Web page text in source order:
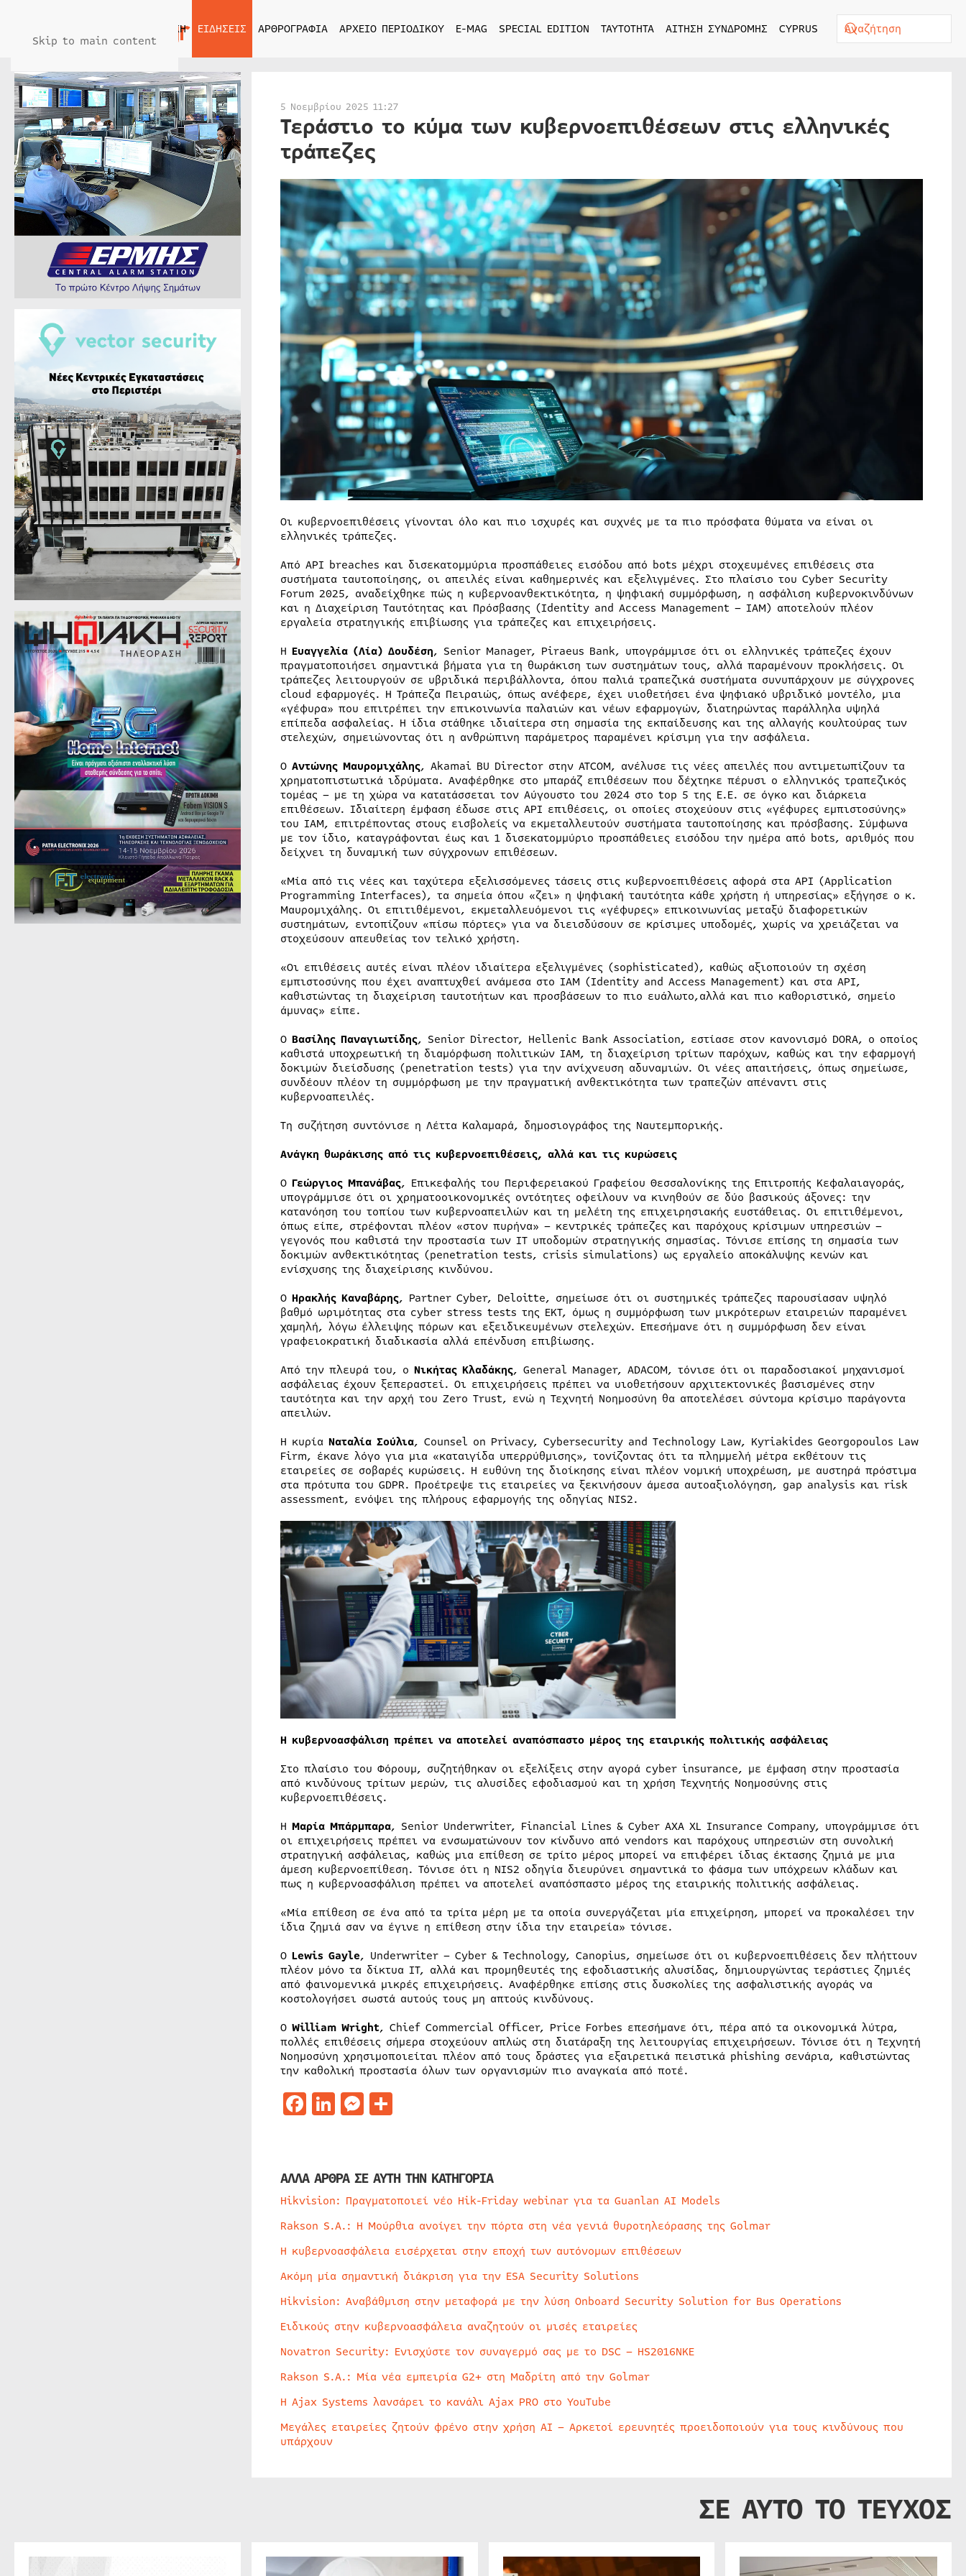
Skip to main content
ΑΡΧΙΚΗ ΕΙΔΗΣΕΙΣ ΑΡΘΡΟΓΡΑΦΙΑ ΑΡΧΕΙΟ ΠΕΡΙΟΔΙΚΟΥ E-MAG SPECIAL EDITION ΤΑΥΤΟΤΗΤΑ ΑΙΤΗΣΗ ΣΥΝΔΡΟΜΗΣ CYPRUS
5 Νοεμβρίου 2025 11:27
Τεράστιο το κύμα των κυβερνοεπιθέσεων στις ελληνικές
τράπεζες
Οι κυβερνοεπιθέσεις γίνονται όλο και πιο ισχυρές και συχνές με τα πιο πρόσφατα θύματα να είναι οι
ελληνικές τράπεζες.
Από API breaches και δισεκατομμύρια προσπάθειες εισόδου από bots μέχρι στοχευμένες επιθέσεις στα
συστήματα ταυτοποίησης, οι απειλές είναι καθημερινές και εξελιγμένες. Στο πλαίσιο του Cyber Security
Forum 2025, αναδείχθηκε πώς η κυβερνοανθεκτικότητα, η ψηφιακή συμμόρφωση, η ασφάλιση κυβερνοκινδύνων
και η Διαχείριση Ταυτότητας και Πρόσβασης (Identity and Access Management – IAM) αποτελούν πλέον
εργαλεία στρατηγικής επιβίωσης για τράπεζες και επιχειρήσεις.
Η Ευαγγελία (Λία) Δουδέση, Senior Manager, Piraeus Bank, υπογράμμισε ότι οι ελληνικές τράπεζες έχουν
πραγματοποιήσει σημαντικά βήματα για τη θωράκιση των συστημάτων τους, αλλά παραμένουν προκλήσεις. Οι
τράπεζες λειτουργούν σε υβριδικά περιβάλλοντα, όπου παλιά τραπεζικά συστήματα συνυπάρχουν με σύγχρονες
cloud εφαρμογές. Η Τράπεζα Πειραιώς, όπως ανέφερε, έχει υιοθετήσει ένα ψηφιακό υβριδικό μοντέλο, μια
«γέφυρα» που επιτρέπει την επικοινωνία παλαιών και νέων εφαρμογών, διατηρώντας παράλληλα υψηλά
επίπεδα ασφαλείας. Η ίδια στάθηκε ιδιαίτερα στη σημασία της εκπαίδευσης και της αλλαγής κουλτούρας των
στελεχών, σημειώνοντας ότι η ανθρώπινη παράμετρος παραμένει κρίσιμη για την ασφάλεια.
Ο Αντώνης Μαυρομιχάλης, Akamai BU Director στην ATCOM, ανέλυσε τις νέες απειλές που αντιμετωπίζουν τα
χρηματοπιστωτικά ιδρύματα. Αναφέρθηκε στο μπαράζ επιθέσεων που δέχτηκε πέρυσι ο ελληνικός τραπεζικός
τομέας – με τη χώρα να κατατάσσεται τον Αύγουστο του 2024 στο top 5 της Ε.Ε. σε όγκο και διάρκεια
επιθέσεων. Ιδιαίτερη έμφαση έδωσε στις API επιθέσεις, οι οποίες στοχεύουν στις «γέφυρες εμπιστοσύνης»
του IAM, επιτρέποντας στους εισβολείς να εκμεταλλευτούν συστήματα ταυτοποίησης και πρόσβασης. Σύμφωνα
με τον ίδιο, καταγράφονται έως και 1 δισεκατομμύριο προσπάθειες εισόδου την ημέρα από bots, αριθμός που
δείχνει τη δυναμική των σύγχρονων επιθέσεων.
«Μία από τις νέες και ταχύτερα εξελισσόμενες τάσεις στις κυβερνοεπιθέσεις αφορά στα API (Application
Programming Interfaces), τα σημεία όπου «ζει» η ψηφιακή ταυτότητα κάθε χρήστη ή υπηρεσίας» εξήγησε ο κ.
Μαυρομιχάλης. Οι επιτιθέμενοι, εκμεταλλευόμενοι τις «γέφυρες» επικοινωνίας μεταξύ διαφορετικών
συστημάτων, εντοπίζουν «πίσω πόρτες» για να διεισδύσουν σε κρίσιμες υποδομές, χωρίς να χρειάζεται να
στοχεύσουν απευθείας τον τελικό χρήστη.
«Οι επιθέσεις αυτές είναι πλέον ιδιαίτερα εξελιγμένες (sophisticated), καθώς αξιοποιούν τη σχέση
εμπιστοσύνης που έχει αναπτυχθεί ανάμεσα στο IAM (Identity and Access Management) και στα API,
καθιστώντας τη διαχείριση ταυτοτήτων και προσβάσεων το πιο ευάλωτο,αλλά και πιο καθοριστικό, σημείο
άμυνας» είπε.
Ο Βασίλης Παναγιωτίδης, Senior Director, Hellenic Bank Association, εστίασε στον κανονισμό DORA, ο οποίος
καθιστά υποχρεωτική τη διαμόρφωση πολιτικών IAM, τη διαχείριση τρίτων παρόχων, καθώς και την εφαρμογή
δοκιμών διείσδυσης (penetration tests) για την ανίχνευση αδυναμιών. Οι νέες απαιτήσεις, όπως σημείωσε,
συνδέουν πλέον τη συμμόρφωση με την πραγματική ανθεκτικότητα των τραπεζών απέναντι στις
κυβερνοαπειλές.
Τη συζήτηση συντόνισε η Λέττα Καλαμαρά, δημοσιογράφος της Ναυτεμπορικής.
Ανάγκη θωράκισης από τις κυβερνοεπιθέσεις, αλλά και τις κυρώσεις
Ο Γεώργιος Μπανάβας, Επικεφαλής του Περιφερειακού Γραφείου Θεσσαλονίκης της Επιτροπής Κεφαλαιαγοράς,
υπογράμμισε ότι οι χρηματοοικονομικές οντότητες οφείλουν να κινηθούν σε δύο βασικούς άξονες: την
κατανόηση του τοπίου των κυβερνοαπειλών και τη μελέτη της επιχειρησιακής ευστάθειας. Οι επιτιθέμενοι,
όπως είπε, στρέφονται πλέον «στον πυρήνα» – κεντρικές τράπεζες και παρόχους κρίσιμων υπηρεσιών –
γεγονός που καθιστά την προστασία των IT υποδομών στρατηγικής σημασίας. Τόνισε επίσης τη σημασία των
δοκιμών ανθεκτικότητας (penetration tests, crisis simulations) ως εργαλείο αποκάλυψης κενών και
ενίσχυσης της διαχείρισης κινδύνου.
Ο Ηρακλής Καναβάρης, Partner Cyber, Deloitte, σημείωσε ότι οι συστημικές τράπεζες παρουσίασαν υψηλό
βαθμό ωριμότητας στα cyber stress tests της ΕΚΤ, όμως η συμμόρφωση των μικρότερων εταιρειών παραμένει
χαμηλή, λόγω έλλειψης πόρων και εξειδικευμένων στελεχών. Επεσήμανε ότι η συμμόρφωση δεν είναι
γραφειοκρατική διαδικασία αλλά επένδυση επιβίωσης.
Από την πλευρά του, ο Νικήτας Κλαδάκης, General Manager, ADACOM, τόνισε ότι οι παραδοσιακοί μηχανισμοί
ασφάλειας έχουν ξεπεραστεί. Οι επιχειρήσεις πρέπει να υιοθετήσουν αρχιτεκτονικές βασισμένες στην
ταυτότητα και την αρχή του Zero Trust, ενώ η Τεχνητή Νοημοσύνη θα αποτελέσει σύντομα κρίσιμο παράγοντα
απειλών.
Η κυρία Ναταλία Σούλια, Counsel on Privacy, Cybersecurity and Technology Law, Kyriakides Georgopoulos Law
Firm, έκανε λόγο για μια «καταιγίδα υπερρύθμισης», τονίζοντας ότι τα πλημμελή μέτρα εκθέτουν τις
εταιρείες σε σοβαρές κυρώσεις. Η ευθύνη της διοίκησης είναι πλέον νομική υποχρέωση, με αυστηρά πρόστιμα
στα πρότυπα του GDPR. Προέτρεψε τις εταιρείες να ξεκινήσουν άμεσα αυτοαξιολόγηση, gap analysis και risk
assessment, ενόψει της πλήρους εφαρμογής της οδηγίας NIS2.
Η κυβερνοασφάλιση πρέπει να αποτελεί αναπόσπαστο μέρος της εταιρικής πολιτικής ασφάλειας
Στο πλαίσιο του Φόρουμ, συζητήθηκαν οι εξελίξεις στην αγορά cyber insurance, με έμφαση στην προστασία
από κινδύνους τρίτων μερών, τις αλυσίδες εφοδιασμού και τη χρήση Τεχνητής Νοημοσύνης στις
κυβερνοεπιθέσεις.
Η Μαρία Μπάρμπαρα, Senior Underwriter, Financial Lines & Cyber AXA XL Insurance Company, υπογράμμισε ότι
οι επιχειρήσεις πρέπει να ενσωματώνουν τον κίνδυνο από vendors και παρόχους υπηρεσιών στη συνολική
στρατηγική ασφάλειας, καθώς μια επίθεση σε τρίτο μέρος μπορεί να επιφέρει ίδιας έκτασης ζημιά με μια
άμεση κυβερνοεπίθεση. Τόνισε ότι η NIS2 οδηγία διευρύνει σημαντικά το φάσμα των υπόχρεων κλάδων και
πως η κυβερνοασφάλιση πρέπει να αποτελεί αναπόσπαστο μέρος της εταιρικής πολιτικής ασφάλειας.
«Μία επίθεση σε ένα από τα τρίτα μέρη με τα οποία συνεργάζεται μία επιχείρηση, μπορεί να προκαλέσει την
ίδια ζημιά σαν να έγινε η επίθεση στην ίδια την εταιρεία» τόνισε.
Ο Lewis Gayle, Underwriter – Cyber & Technology, Canopius, σημείωσε ότι οι κυβερνοεπιθέσεις δεν πλήττουν
πλέον μόνο τα δίκτυα IT, αλλά και προμηθευτές της εφοδιαστικής αλυσίδας, δημιουργώντας τεράστιες ζημιές
από φαινομενικά μικρές επιχειρήσεις. Αναφέρθηκε επίσης στις δυσκολίες της ασφαλιστικής αγοράς να
κοστολογήσει σωστά αυτούς τους μη απτούς κινδύνους.
Ο William Wright, Chief Commercial Officer, Price Forbes επεσήμανε ότι, πέρα από τα οικονομικά λύτρα,
πολλές επιθέσεις σήμερα στοχεύουν απλώς στη διατάραξη της λειτουργίας επιχειρήσεων. Τόνισε ότι η Τεχνητή
Νοημοσύνη χρησιμοποιείται πλέον από τους δράστες για εξαιρετικά πειστικά phishing σενάρια, καθιστώντας
την καθολική προστασία όλων των οργανισμών πιο αναγκαία από ποτέ.
Facebook
LinkedIn
Messenger
Μοιραστείτε
ΑΛΛΑ ΑΡΘΡΑ ΣΕ ΑΥΤΗ ΤΗΝ ΚΑΤΗΓΟΡΙΑ
Hikvision: Πραγματοποιεί νέο Hik-Friday webinar για τα Guanlan AI Models
Rakson S.A.: Η Μούρθια ανοίγει την πόρτα στη νέα γενιά θυροτηλεόρασης της Golmar
Η κυβερνοασφάλεια εισέρχεται στην εποχή των αυτόνομων επιθέσεων
Ακόμη μία σημαντική διάκριση για την ESA Security Solutions
Hikvision: Αναβάθμιση στην μεταφορά με την λύση Onboard Security Solution for Bus Operations
Ειδικούς στην κυβερνοασφάλεια αναζητούν οι μισές εταιρείες
Novatron Security: Ενισχύστε τον συναγερμό σας με το DSC – HS2016NKE
Rakson S.A.: Μία νέα εμπειρία G2+ στη Μαδρίτη από την Golmar
Η Ajax Systems λανσάρει το κανάλι Ajax PRO στο YouTube
Μεγάλες εταιρείες ζητούν φρένο στην χρήση AI – Αρκετοί ερευνητές προειδοποιούν για τους κινδύνους που
υπάρχουν
ΣΕ ΑΥΤΟ ΤΟ ΤΕΥΧΟΣ